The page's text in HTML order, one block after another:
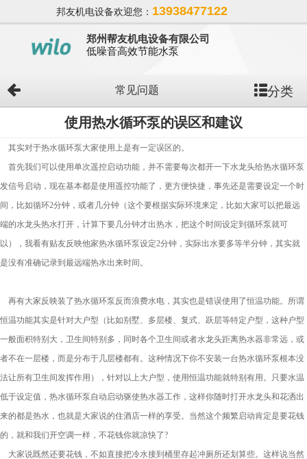
邦友机电设备欢迎您： 13938477122
郑州帮友机电设备有限公司
低噪音高效节能水泵
常见问题 分类
使用热水循环泵的误区和建议
其实对于热水循环泵大家使用上是有一定误区的。
首先我们可以使用单次遥控启动功能，并不需要每次都开一下水龙头给热水循环泵
发信号启动，现在基本都是使用遥控功能了，更方便快捷，事先还是需要设定一个时
间，比如循环2分钟，或者几分钟（这个要根据实际环境来定，比如大家可以把最远
端的水龙头热水打开，计算下要几分钟才出热水，把这个时间设定到循环泵就可
以），我看有贴友反映他家热水循环泵设定2分钟，实际出水要多等半分钟，其实就
是没有准确记录到最远端热水出来时间。
再有大家反映装了热水循环泵反而浪费水电，其实也是错误使用了恒温功能。所谓
恒温功能其实是针对大户型（比如别墅、多层楼、复式、跃层等特定户型，这种户型
一般面积特别大，卫生间特别多，同时各个卫生间或者水龙头距离热水器非常远，或
者不在一层楼，而是分布于几层楼都有。这种情况下你不安装一台热水循环泵根本没
法让所有卫生间发挥作用），针对以上大户型，使用恒温功能就特别有用。只要水温
低于设定值，热水循环泵自动启动驱使热水器工作，这样你随时打开水龙头和花洒出
来的都是热水，也就是大家说的住酒店一样的享受。当然这个频繁启动肯定是要花钱
的，就和我们开空调一样，不花钱你就凉快了?
大家说既然还要花钱，不如直接把冷水接到桶里存起冲厕所还划算些。这样说当然